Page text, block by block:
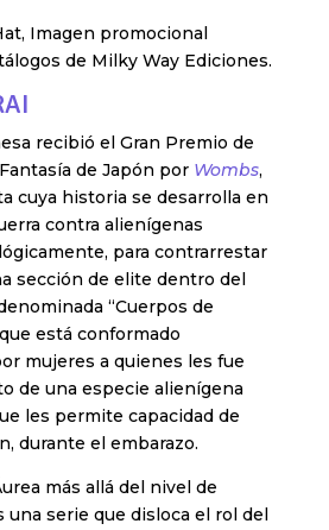
Imagen promocional
de Milky Way Ediciones.
recibió el Gran Premio de
de Japón por Wombs,
cuya historia se desarrolla en
contra alienígenas
para contrarrestar
sección de elite dentro del
“Cuerpos de
está conformado
mujeres a quienes les fue
de una especie alienígena
les permite capacidad de
durante el embarazo.
más allá del nivel de
serie que disloca el rol del